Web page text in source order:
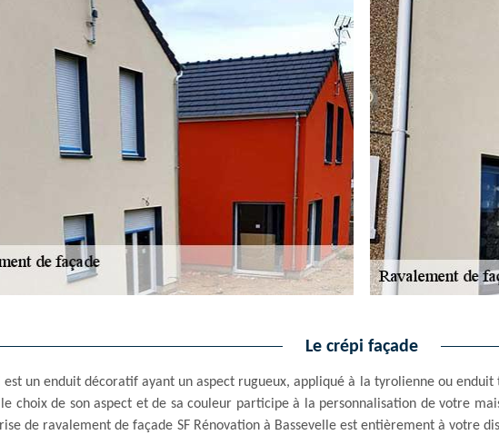
Le crépi façade
est un enduit décoratif ayant un aspect rugueux, appliqué à la tyrolienne ou
choix de son aspect et de sa couleur participe à la personnalisation de votre
de ravalement de façade SF Rénovation à Bassevelle est entièrement à votre